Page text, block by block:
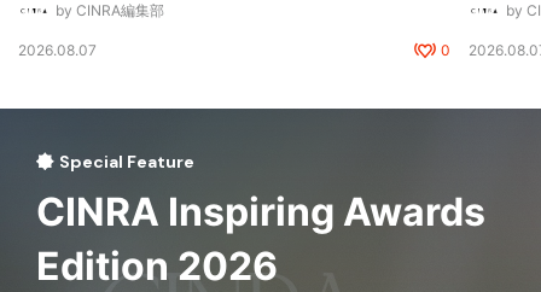
by CINRA編集部
2026.08.07 0
by
Special Feature
CINRA Inspiring Awards
Edition 2026